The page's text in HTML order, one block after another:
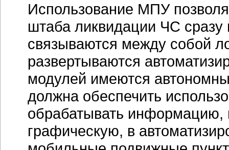
Использование МПУ
штаба ликвидации ЧС
связываются между собой
развертываются
модулей имеются
должна обеспечить
обрабатывать информацию,
графическую, в